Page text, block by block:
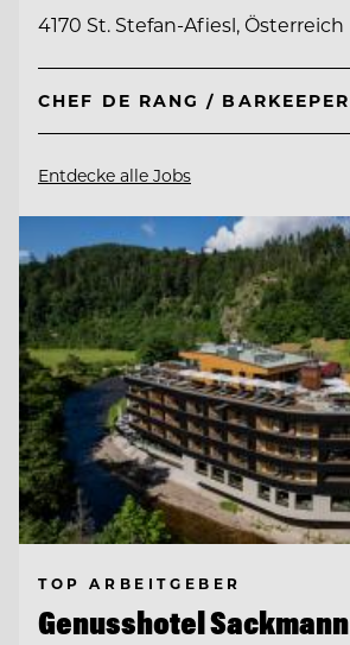
4170 St. Stefan-Afiesl, Österreich
CHEF DE RANG / BARKEEPER
Entdecke alle Jobs
TOP ARBEITGEBER
Genusshotel Sackmann